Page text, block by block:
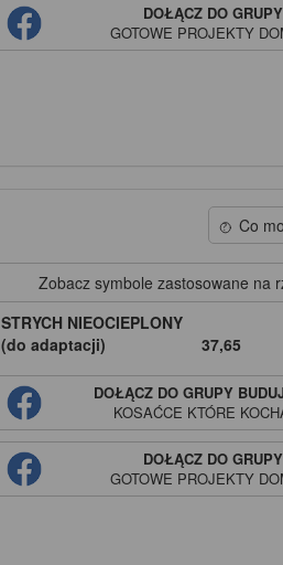
DOŁĄCZ DO GRUPY
GOTOWE PROJEKTY
Co
Zobacz symbole zastosowane na
STRYCH NIEOCIEPLONY
(do adaptacji)
37,65
DOŁĄCZ DO GRUPY
KOSAĆCE KTÓRE
DOŁĄCZ DO GRUPY
GOTOWE PROJEKTY